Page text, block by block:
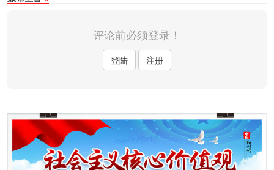
评论前必须登录！
登陆 注册